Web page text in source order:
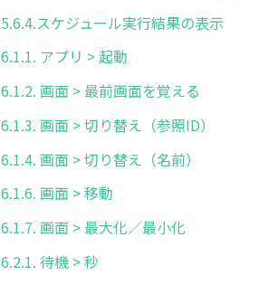
5.6.4.スケジュール実行結果の表示
6.1.1. アプリ > 起動
6.1.2. 画面 > 最前画面を覚える
6.1.3. 画面 > 切り替え（参照ID）
6.1.4. 画面 > 切り替え（名前）
6.1.6. 画面 > 移動
6.1.7. 画面 > 最大化／最小化
6.2.1. 待機 > 秒